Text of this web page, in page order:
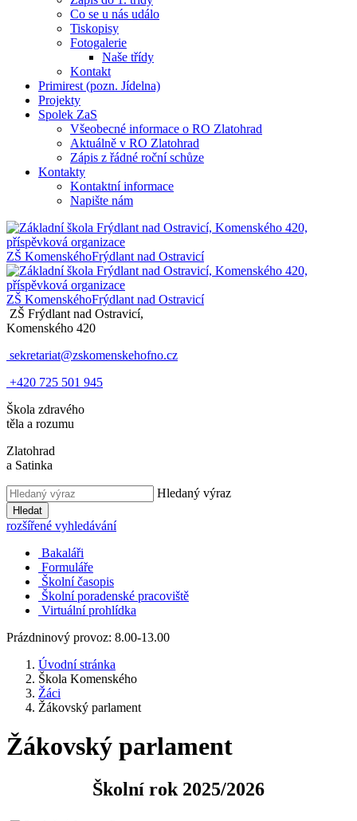
Co se u nás událo
Tiskopisy
Fotogalerie
Naše třídy
Kontakt
Primirest (pozn. Jídelna)
Projekty
Spolek ZaS
Všeobecné informace o RO Zlatohrad
Aktuálně v RO Zlatohrad
Zápis z řádné roční schůze
Kontakty
Kontaktní informace
Napište nám
ZŠ KomenskéhoFrýdlant nad Ostravicí
ZŠ KomenskéhoFrýdlant nad Ostravicí
ZŠ Frýdlant nad Ostravicí,
Komenského 420
sekretariat@zskomenskehofno.cz
+420 725 501 945
Škola zdravého
těla a rozumu
Zlatohrad
a Satinka
Hledaný výraz
Hledat
rozšířené vyhledávání
Bakaláři
Formuláře
Školní časopis
Školní poradenské pracoviště
Virtuální prohlídka
Prázdninový provoz: 8.00-13.00
Úvodní stránka
Škola Komenského
Žáci
Žákovský parlament
Žákovský parlament
Školní rok 2025/2026